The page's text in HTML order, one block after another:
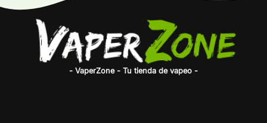
- VaperZone - Tu tienda de vapeo -